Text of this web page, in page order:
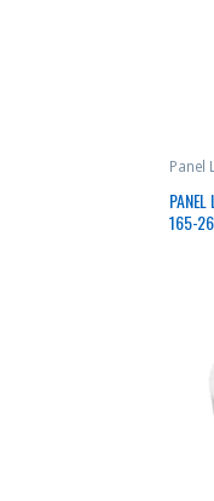
Panel
165-